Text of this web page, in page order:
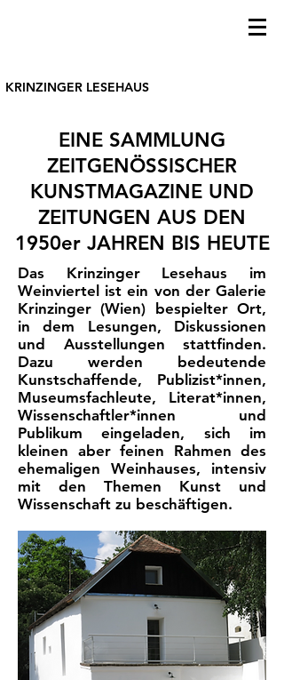
KRINZINGER LESEHAUS
EINE SAMMLUNG
ZEITGENÖSSISCHER
KUNSTMAGAZINE UND
ZEITUNGEN AUS DEN
1950er JAHREN BIS HEUTE
Das Krinzinger Lesehaus im
Weinviertel ist ein von der Galerie
Krinzinger (Wien) bespielter Ort,
in dem Lesungen, Diskussionen
und Ausstellungen stattfinden.
Dazu werden bedeutende
Kunstschaffende, Publizist*innen,
Museumsfachleute, Literat*innen,
Wissenschaftler*innen und
Publikum eingeladen, sich im
kleinen aber feinen Rahmen des
ehemaligen Weinhauses, intensiv
mit den Themen Kunst und
Wissenschaft zu beschäftigen.